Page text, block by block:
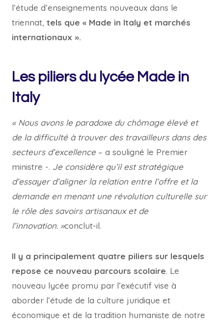
l’étude d’enseignements nouveaux dans le
triennat, tels que « Made in Italy et marchés
internationaux ».
Les piliers du lycée Made in
Italy
« Nous avons le paradoxe du chômage élevé et
de la difficulté à trouver des travailleurs dans des
secteurs d’excellence– a souligné le Premier
ministre -. Je considère qu’il est stratégique
d’essayer d’aligner la relation entre l’offre et la
demande en menant une révolution culturelle sur
le rôle des savoirs artisanaux et de
l’innovation. »conclut-il.
Il y a principalement quatre piliers sur lesquels
repose ce nouveau parcours scolaire. Le
nouveau lycée promu par l’exécutif vise à
aborder l’étude de la culture juridique et
économique et de la tradition humaniste de notre